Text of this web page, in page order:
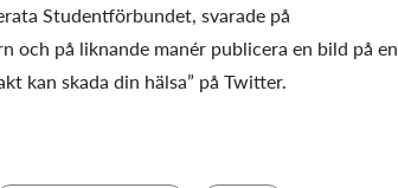
Studentförbundet, svarade på
och på liknande manér publicera en bild på en
kan skada din hälsa” på Twitter.